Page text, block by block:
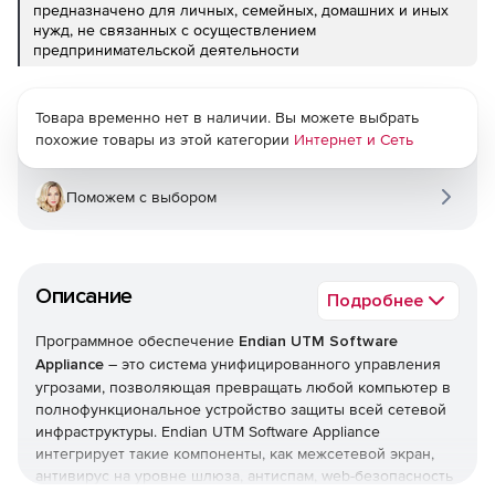
предназначено для личных, семейных, домашних и иных
нужд, не связанных с осуществлением
предпринимательской деятельности
Описание Подробнее
Программное обеспечение Endian UTM Software
Appliance – это система унифицированного управления
угрозами, позволяющая превращать любой компьютер в
полнофункциональное устройство защиты всей сетевой
инфраструктуры. Endian UTM Software Appliance
интегрирует такие компоненты, как межсетевой экран,
антивирус на уровне шлюза, антиспам, web-безопасность
Товара временно нет в наличии. Вы можете выбрать
похожие товары из этой категории Интернет и Сеть
Поможем с выбором